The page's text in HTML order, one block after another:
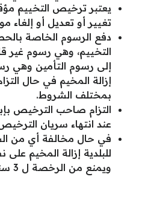
يعتبر ترخيص التخييم
تغيير أو تعديل أو إلغاء
دفع الرسوم الخاصة
التخييم، وهي رسوم غير
إلى رسوم التأمين وهي
إزالة المخيم في حال
بمختلف الشروط.
التزام صاحب الترخيص
عند انتهاء سريان
في حال مخالفة أي من
للبلدية إزالة المخيم
ويمنع من الرخصة ل 3 سنوات.